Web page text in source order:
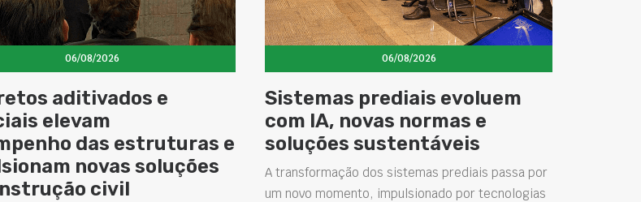
06/08/2026
aditivados e
elevam
das estruturas e
novas soluções
civil
06/08/2026
Sistemas prediais evoluem
com IA, novas normas e
soluções sustentáveis
A transformação dos sistemas prediais passa por
um novo momento, impulsionado por tecnologias